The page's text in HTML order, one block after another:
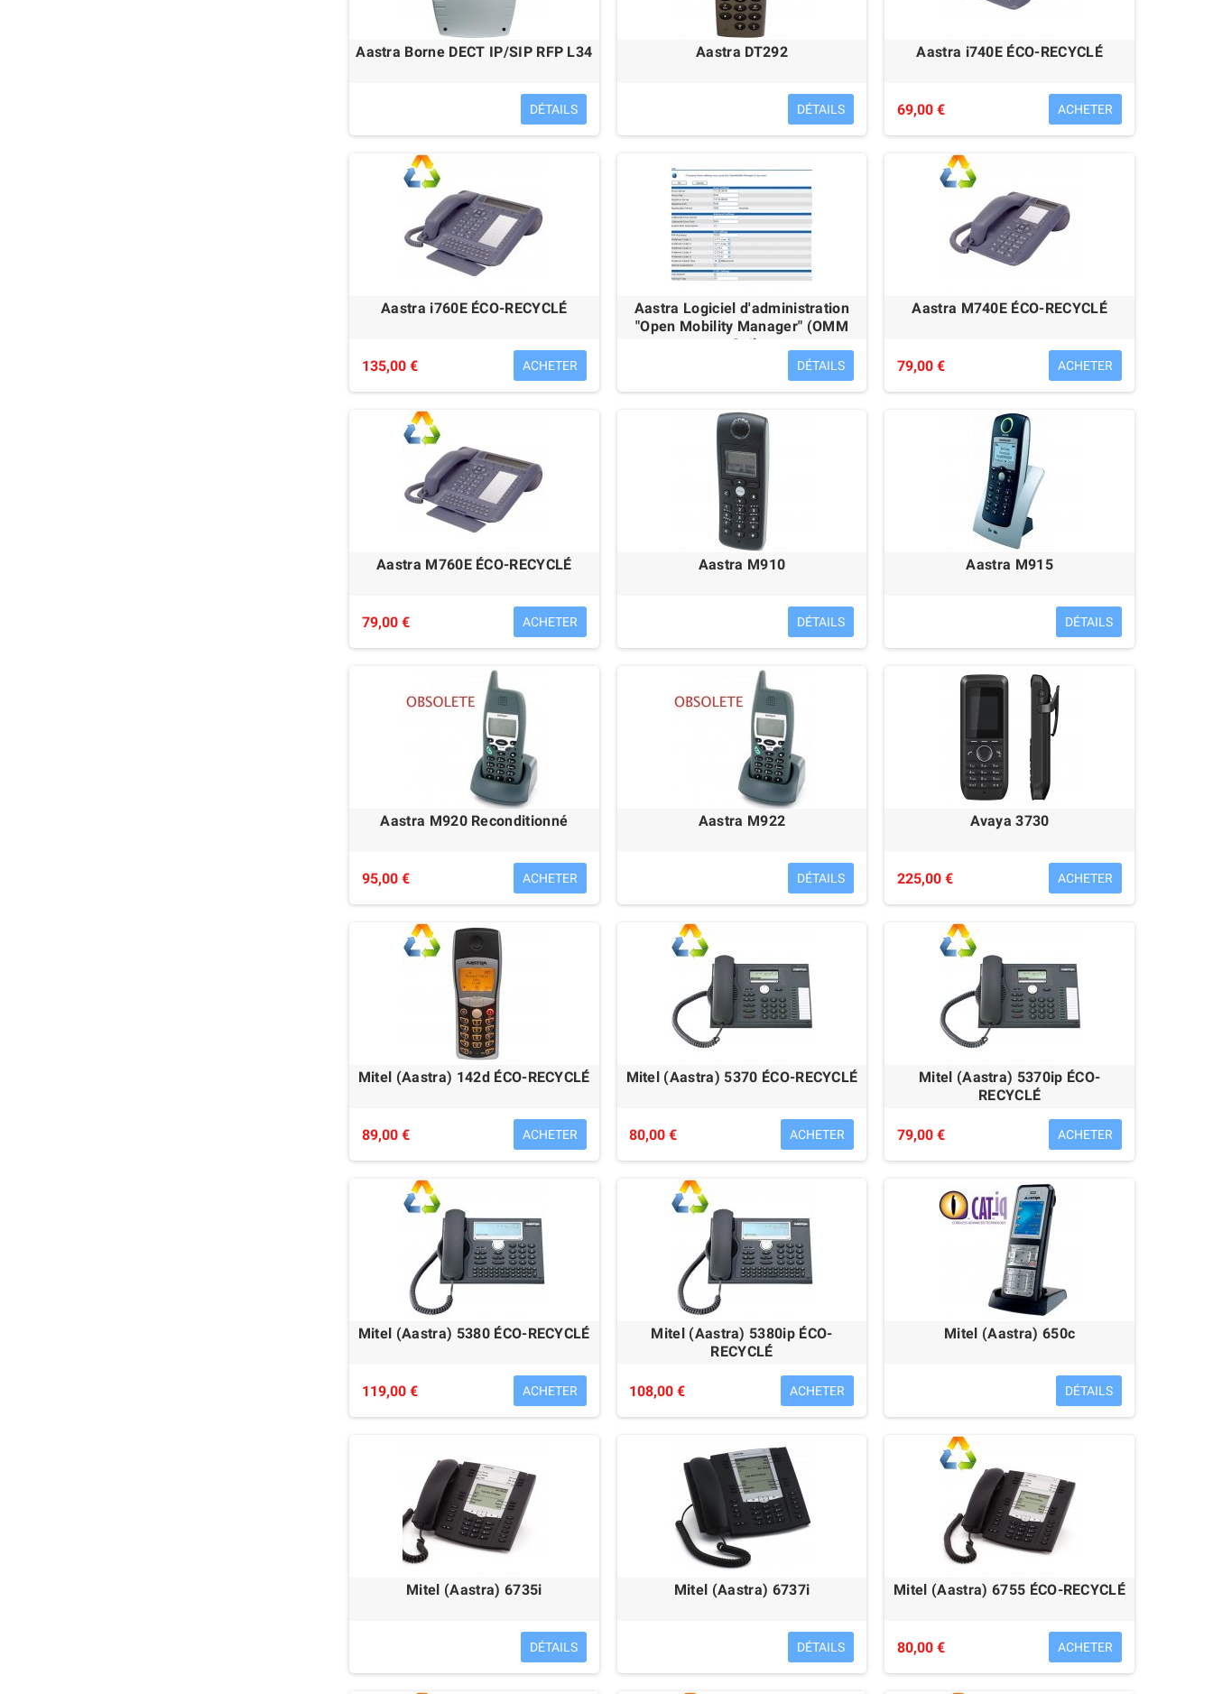
Aastra Borne DECT IP/SIP RFP L34
DÉTAILS
Aastra DT292
DÉTAILS
Aastra i740E ÉCO-RECYCLÉ
69,00 € ACHETER
Aastra i760E ÉCO-RECYCLÉ
135,00 € ACHETER
Aastra Logiciel d'administration
"Open Mobility Manager" (OMM
v2.1)
DÉTAILS
Aastra M740E ÉCO-RECYCLÉ
79,00 € ACHETER
Aastra M760E ÉCO-RECYCLÉ
79,00 € ACHETER
Aastra M910
DÉTAILS
Aastra M915
DÉTAILS
Aastra M920 Reconditionné
95,00 € ACHETER
Aastra M922
DÉTAILS
Avaya 3730
225,00 € ACHETER
Mitel (Aastra) 142d ÉCO-RECYCLÉ
89,00 € ACHETER
Mitel (Aastra) 5370 ÉCO-RECYCLÉ
80,00 € ACHETER
Mitel (Aastra) 5370ip ÉCO-
RECYCLÉ
79,00 € ACHETER
Mitel (Aastra) 5380 ÉCO-RECYCLÉ
119,00 € ACHETER
Mitel (Aastra) 5380ip ÉCO-
RECYCLÉ
108,00 € ACHETER
Mitel (Aastra) 650c
DÉTAILS
Mitel (Aastra) 6735i
DÉTAILS
Mitel (Aastra) 6737i
DÉTAILS
Mitel (Aastra) 6755 ÉCO-RECYCLÉ
80,00 € ACHETER